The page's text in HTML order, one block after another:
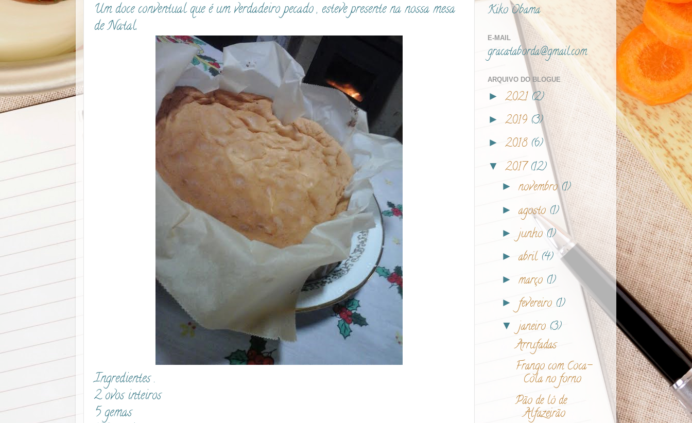
Um doce conventual que é um verdadeiro pecado , esteve presente na nossa mesa
de Natal.
Ingredientes .
2 ovos inteiros
5 gemas
Kiko Obama
E-MAIL
gracataborda@gmail.com
ARQUIVO DO BLOGUE
► 2021 (2)
► 2019 (3)
► 2018 (6)
▼ 2017(12)
► novembro(1)
► agosto (1)
► junho (1)
► abril (4)
► março (1)
► fevereiro (1)
▼ janeiro (3)
Arrufadas
Frango com Coca-
Cola no forno
Pão de ló de
Alfazeirão